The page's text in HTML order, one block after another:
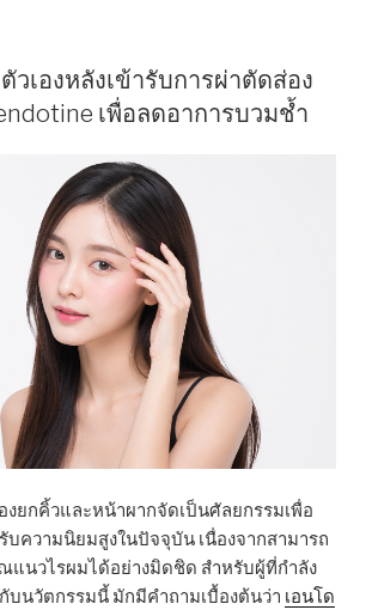
วเองหลังเข้ารับการผ่าตัดส่อง
เพื่อลดอาการบวมช้ำ
งยกคิ้วและหน้าผากจัดเป็นศัลยกรรมเพื่อ
บความนิยมสูงในปัจจุบัน เนื่องจากสามารถ
แนวไรผมได้อย่างมิดชิด สำหรับผู้ที่กำลัง
บนวัตกรรมนี้ มักมีคำถามเบื้องต้นว่า เอนโด